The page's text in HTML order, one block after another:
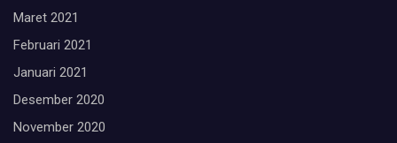
Maret 2021
Februari 2021
Januari 2021
Desember 2020
November 2020